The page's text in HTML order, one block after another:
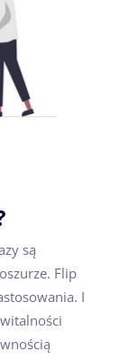
są
Flip
I